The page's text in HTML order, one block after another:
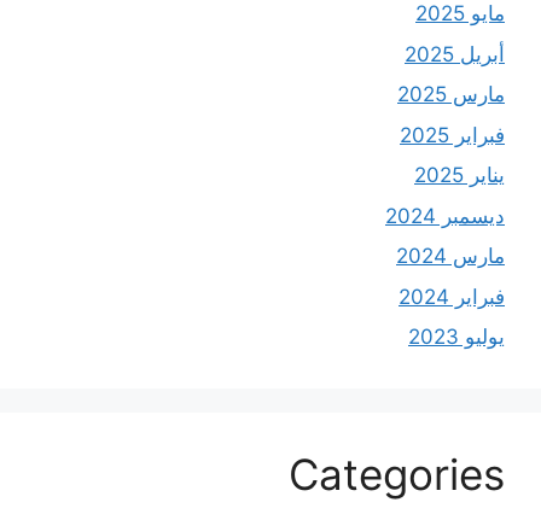
مايو 2025
أبريل 2025
مارس 2025
فبراير 2025
يناير 2025
ديسمبر 2024
مارس 2024
فبراير 2024
يوليو 2023
Categories